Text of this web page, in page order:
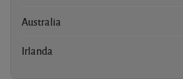
Australia
Irlanda